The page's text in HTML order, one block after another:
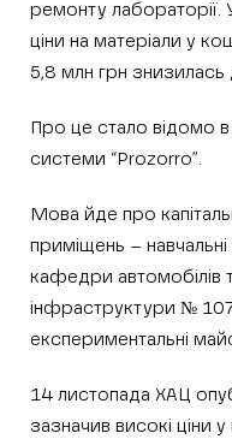
ремонту лабораторії.
ціни на матеріали у
5,8 млн грн знизилась
Про це стало відомо в
системи “Prozorro”.
Мова йде про
приміщень – навчальні
кафедри автомобілів
інфраструктури №
експериментальні
14 листопада ХАЦ
зазначив високі ціни